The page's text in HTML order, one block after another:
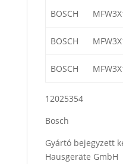
BOSCH
BOSCH
BOSCH
12025354
Bosch
Gyártó bejegyzett
Hausgeräte GmbH